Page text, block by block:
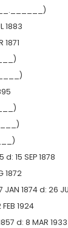
1883
1871
d: 15 SEP 1878
1872
JAN 1874d: 26
FEB 1924
d: 8 MAR 1933